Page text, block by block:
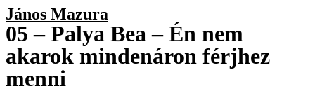
Skip
to
content
János Mazura
05 – Palya Bea – Én nem
akarok mindenáron férjhez
menni